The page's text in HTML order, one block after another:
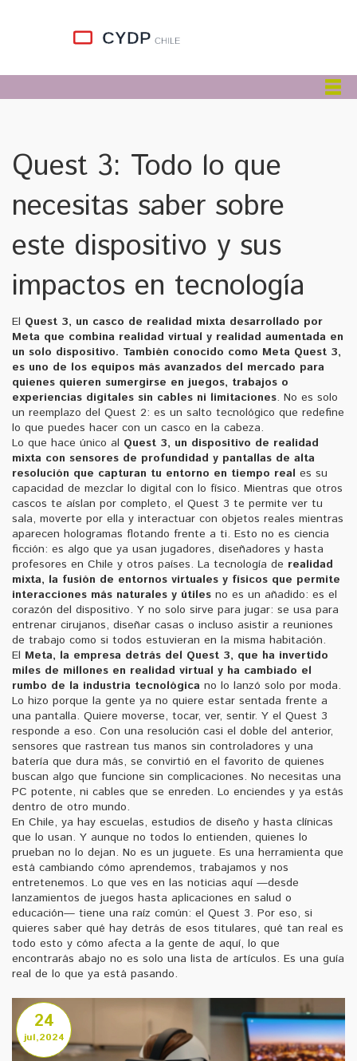
Quest 3: Todo lo que
necesitas saber sobre
este dispositivo y sus
impactos en tecnología
El Quest 3, un casco de realidad mixta desarrollado por
Meta que combina realidad virtual y realidad aumentada en
un solo dispositivo. También conocido como Meta Quest 3,
es uno de los equipos más avanzados del mercado para
quienes quieren sumergirse en juegos, trabajos o
experiencias digitales sin cables ni limitaciones. No es solo
un reemplazo del Quest 2: es un salto tecnológico que redefine
lo que puedes hacer con un casco en la cabeza.
Lo que hace único al Quest 3, un dispositivo de realidad
mixta con sensores de profundidad y pantallas de alta
resolución que capturan tu entorno en tiempo real es su
capacidad de mezclar lo digital con lo físico. Mientras que otros
cascos te aíslan por completo, el Quest 3 te permite ver tu
sala, moverte por ella y interactuar con objetos reales mientras
aparecen hologramas flotando frente a ti. Esto no es ciencia
ficción: es algo que ya usan jugadores, diseñadores y hasta
profesores en Chile y otros países. La tecnología de realidad
mixta, la fusión de entornos virtuales y físicos que permite
interacciones más naturales y útiles no es un añadido: es el
corazón del dispositivo. Y no solo sirve para jugar: se usa para
entrenar cirujanos, diseñar casas o incluso asistir a reuniones
de trabajo como si todos estuvieran en la misma habitación.
El Meta, la empresa detrás del Quest 3, que ha invertido
miles de millones en realidad virtual y ha cambiado el
rumbo de la industria tecnológica no lo lanzó solo por moda.
Lo hizo porque la gente ya no quiere estar sentada frente a
una pantalla. Quiere moverse, tocar, ver, sentir. Y el Quest 3
responde a eso. Con una resolución casi el doble del anterior,
sensores que rastrean tus manos sin controladores y una
batería que dura más, se convirtió en el favorito de quienes
buscan algo que funcione sin complicaciones. No necesitas una
PC potente, ni cables que se enreden. Lo enciendes y ya estás
dentro de otro mundo.
En Chile, ya hay escuelas, estudios de diseño y hasta clínicas
que lo usan. Y aunque no todos lo entienden, quienes lo
prueban no lo dejan. No es un juguete. Es una herramienta que
está cambiando cómo aprendemos, trabajamos y nos
entretenemos. Lo que ves en las noticias aquí —desde
lanzamientos de juegos hasta aplicaciones en salud o
educación— tiene una raíz común: el Quest 3. Por eso, si
quieres saber qué hay detrás de esos titulares, qué tan real es
todo esto y cómo afecta a la gente de aquí, lo que
encontrarás abajo no es solo una lista de artículos. Es una guía
real de lo que ya está pasando.
24
jul,2024